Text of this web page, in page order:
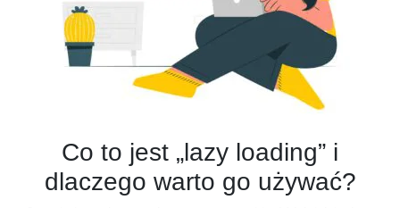
Co to jest „lazy loading” i
dlaczego warto go używać?